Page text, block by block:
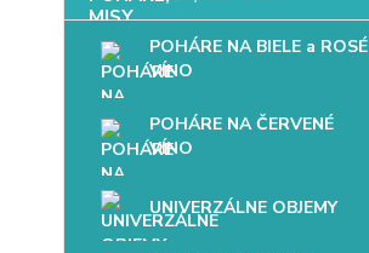
POHÁRE NA BIELE a ROSÉ
VÍNO
POHÁRE NA ČERVENÉ
VÍNO
UNIVERZÁLNE OBJEMY